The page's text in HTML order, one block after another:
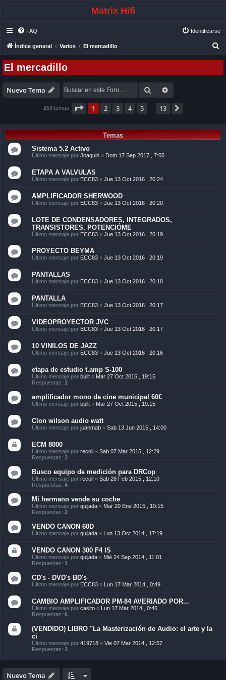
Matrix Hifi
FAQ Identificarse
Índice general Varios El mercadillo
El mercadillo
Nuevo Tema Buscar
253 temas Página de 13
1 2 3 4 5 13
Temas
Sistema 5.2 Activo
Último mensaje por Joaquin « Dom 17 Sep 2017 , 7:05
ETAPA A VALVULAS
Último mensaje por ECC83 « Jue 13 Oct 2016 , 20:24
AMPLIFICADOR SHERWOOD
Último mensaje por ECC83 « Jue 13 Oct 2016 , 20:20
LOTE DE CONDENSADORES, INTEGRADOS,
TRANSISTORES, POTENCIÓME
Último mensaje por ECC83 « Jue 13 Oct 2016 , 20:19
PROYECTO BEYMA
Último mensaje por ECC83 « Jue 13 Oct 2016 , 20:19
PANTALLAS
Último mensaje por ECC83 « Jue 13 Oct 2016 , 20:18
PANTALLA
Último mensaje por ECC83 « Jue 13 Oct 2016 , 20:17
VIDEOPROYECTOR JVC
Último mensaje por ECC83 « Jue 13 Oct 2016 , 20:17
10 VINILOS DE JAZZ
Último mensaje por ECC83 « Jue 13 Oct 2016 , 20:16
etapa de estudio t.amp S-100
Último mensaje por bullt « Mar 27 Oct 2015 , 19:15
Respuestas: 1
amplificador mono de cine municipal 60€
Último mensaje por bullt « Mar 27 Oct 2015 , 19:15
Clon wilson audio watt
Último mensaje por juanmab « Sab 13 Jun 2015 , 14:00
ECM 8000
Último mensaje por recoil « Sab 07 Mar 2015 , 12:29
Respuestas: 2
Busco equipo de medición para DRCop
Último mensaje por recoil « Sab 28 Feb 2015 , 12:10
Respuestas: 4
Mi hermano vende su coche
Último mensaje por quijada « Mar 20 Ene 2015 , 10:15
Respuestas: 2
VENDO CANON 60D
Último mensaje por quijada « Lun 13 Oct 2014 , 17:19
VENDO CANON 300 F4 IS
Último mensaje por quijada « Mié 24 Sep 2014 , 11:01
Respuestas: 1
CD's - DVD's BD's
Último mensaje por ECC83 « Lun 17 Mar 2014 , 0:49
CAMBIO AMPLIFICADOR PM-84 AVERIADO POR...
Último mensaje por casito « Lun 17 Mar 2014 , 0:46
Respuestas: 6
(VENDIDO) LIBRO "La Masterización de Audio: el arte y la
ci
Último mensaje por 419718 « Vie 07 Mar 2014 , 12:57
Respuestas: 1
Nuevo Tema